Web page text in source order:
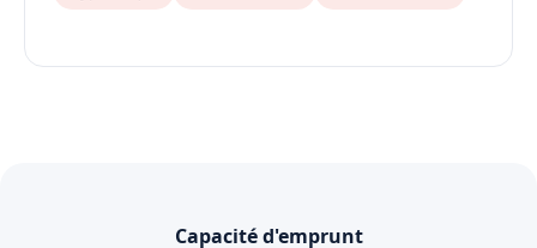
Capacité d'emprunt